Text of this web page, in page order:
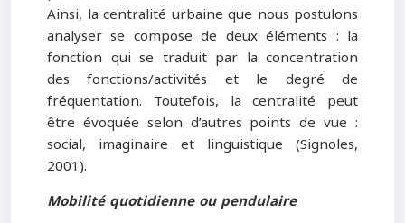
Ainsi, la centralité urbaine que nous postulons
analyser se compose de deux éléments : la
fonction qui se traduit par la concentration
des fonctions/activités et le degré de
fréquentation. Toutefois, la centralité peut
être évoquée selon d’autres points de vue :
social, imaginaire et linguistique (Signoles,
2001).
Mobilité quotidienne ou pendulaire